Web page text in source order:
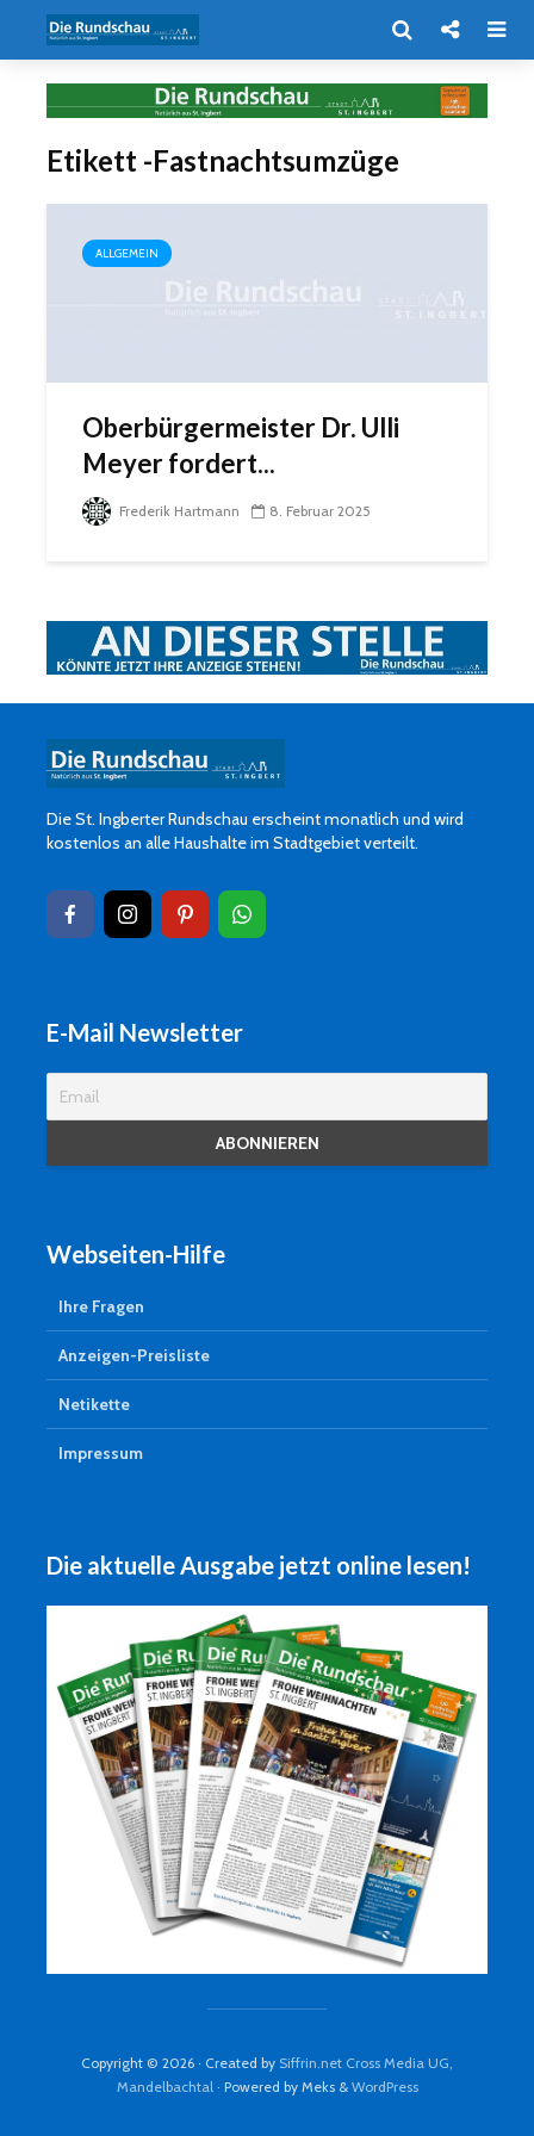
Etikett -Fastnachtsumzüge
ALLGEMEIN
Oberbürgermeister Dr. Ulli
Meyer fordert...
Frederik Hartmann 8. Februar 2025
Die St. Ingberter Rundschau erscheint monatlich und wird
kostenlos an alle Haushalte im Stadtgebiet verteilt.
E-Mail Newsletter
Webseiten-Hilfe
Ihre Fragen
Anzeigen-Preisliste
Netikette
Impressum
Die aktuelle Ausgabe jetzt online lesen!
Copyright © 2026 · Created by Siffrin.net Cross Media UG,
Mandelbachtal· Powered by Meks & WordPress